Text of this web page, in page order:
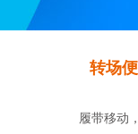
转场便捷
履带移动，适